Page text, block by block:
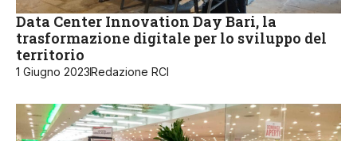
Data Center Innovation Day Bari, la
trasformazione digitale per lo sviluppo del
territorio
1 Giugno 2023Redazione RCI